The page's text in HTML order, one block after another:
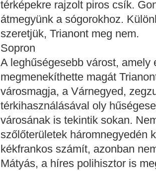
térképekre rajzolt piros csík.
átmegyünk a sógorokhoz.
szeretjük, Trianont meg nem.
Sopron
A leghűségesebb várost, amely
megmenekíthette magát
városmagja, a Várnegyed,
térkihasználásával oly
városának is tekintik sokan.
szőlőterületek háromnegyedén
kékfrankos számít, azonban
Mátyás, a híres polihisztor is